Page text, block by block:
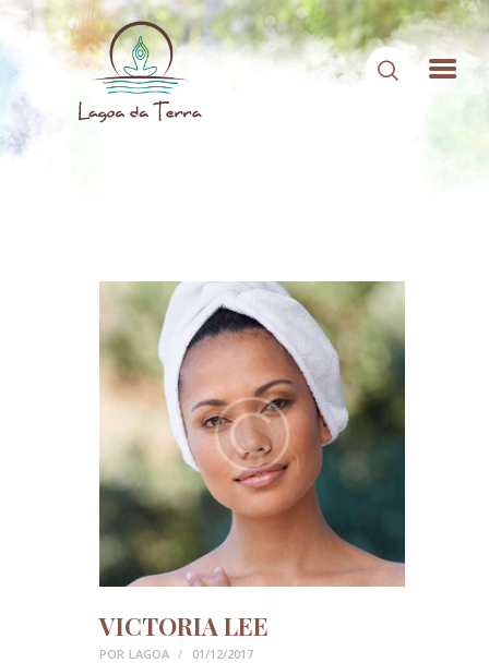
CONTATO
ÁREA DE MEMBROS
LOGIN
VICTORIA LEE
POR LAGOA 01/12/2017